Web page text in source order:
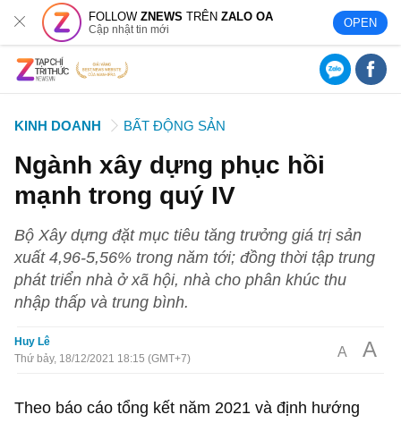
FOLLOWZNEWS TRÊNZALO OA
Cập nhật tin mới OPEN
KINH DOANH BẤT ĐỘNG SẢN
Ngành xây dựng phục hồi
mạnh trong quý IV
Bộ Xây dựng đặt mục tiêu tăng trưởng giá trị sản
xuất 4,96-5,56% trong năm tới; đồng thời tập trung
phát triển nhà ở xã hội, nhà cho phân khúc thu
nhập thấp và trung bình.
Huy Lê
Thứ bảy, 18/12/2021 18:15 (GMT+7)
A A
Theo báo cáo tổng kết năm 2021 và định hướng